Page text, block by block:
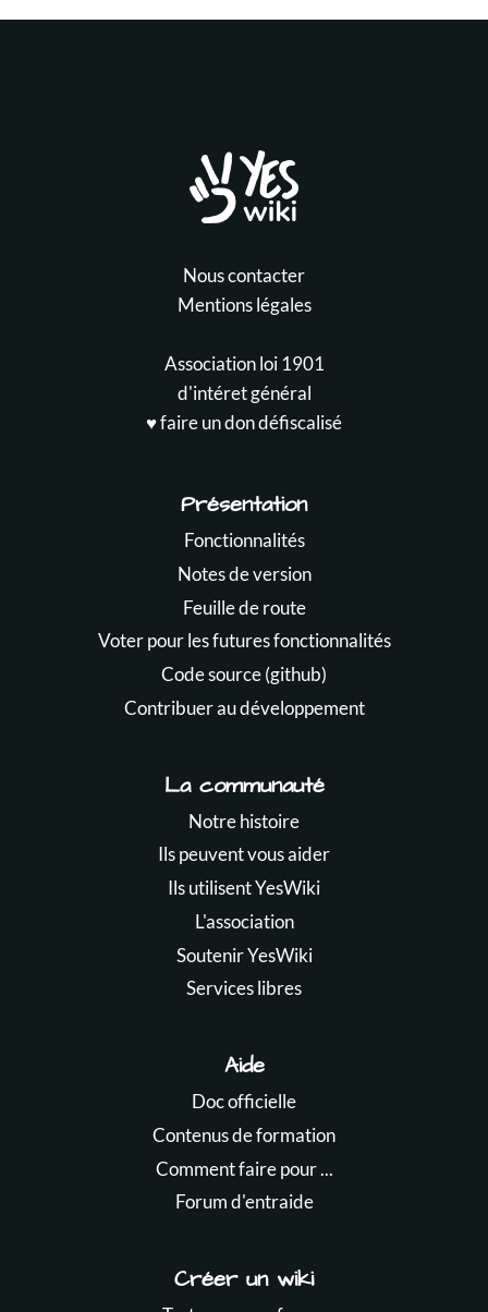
Nous contacter
Mentions légales
Association loi 1901
d'intéret général
♥️ faire un don défiscalisé
Présentation
Fonctionnalités
Notes de version
Feuille de route
Voter pour les futures fonctionnalités
Code source (github)
Contribuer au développement
La communauté
Notre histoire
Ils peuvent vous aider
Ils utilisent YesWiki
L'association
Soutenir YesWiki
Services libres
Aide
Doc officielle
Contenus de formation
Comment faire pour ...
Forum d'entraide
Créer un wiki